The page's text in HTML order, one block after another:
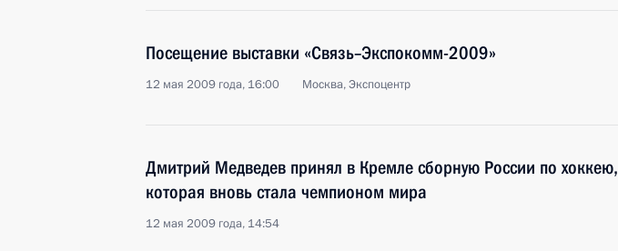
Посещение выставки «Связь–Экспокомм-2009»
12 мая 2009 года, 16:00 Москва, Экспоцентр
Дмитрий Медведев принял в Кремле сборную России по хоккею,
которая вновь стала чемпионом мира
12 мая 2009 года, 14:54